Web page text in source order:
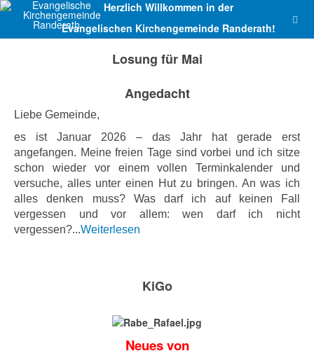
Herzlich Willkommen in der
Evangelischen Kirchengemeinde Randerath!
Losung für Mai
Angedacht
Liebe Gemeinde,
es ist Januar 2026 – das Jahr hat gerade erst
angefangen. Meine freien Tage sind vorbei und ich sitze
schon wieder vor einem vollen Terminkalender und
versuche, alles unter einen Hut zu bringen. An was ich
alles denken muss? Was darf ich auf keinen Fall
vergessen und vor allem: wen darf ich nicht
vergessen?...Weiterlesen
KiGo
Neues von